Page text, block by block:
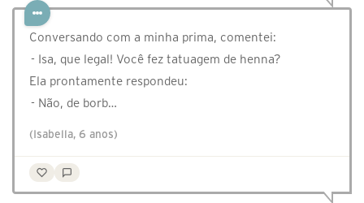
Conversando com a minha prima, comentei:
- Isa, que legal! Você fez tatuagem de henna?
Ela prontamente respondeu:
- Não, de borb…
(Isabella, 6 anos)